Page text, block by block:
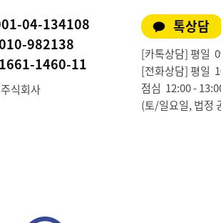
04-134108
982138
1460-11
식회사
톡상담
[카톡상담] 평일
[전화상담] 평일
점심 12:00 -
(토/일요일, 법정